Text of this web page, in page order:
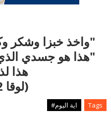
"واخذ خبزا وشكر
"هذا هو جسدي
هذا
(لوقا 22: 9)
Tags
اية اليوم#